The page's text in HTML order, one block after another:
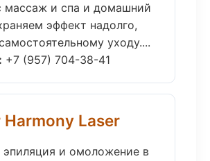
массаж и спа и домашний
эффект надолго,
уходу....
+7 (957) 704-38-41
Harmony Laser
эпиляция и омоложение в